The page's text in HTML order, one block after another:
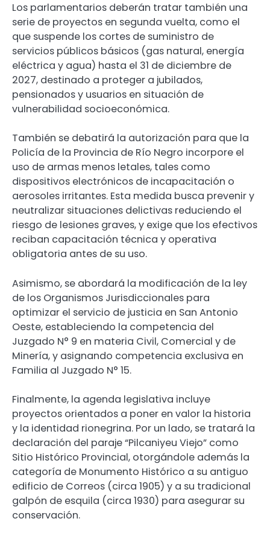
Los parlamentarios deberán tratar también una
serie de proyectos en segunda vuelta, como el
que suspende los cortes de suministro de
servicios públicos básicos (gas natural, energía
eléctrica y agua) hasta el 31 de diciembre de
2027, destinado a proteger a jubilados,
pensionados y usuarios en situación de
vulnerabilidad socioeconómica.
También se debatirá la autorización para que la
Policía de la Provincia de Río Negro incorpore el
uso de armas menos letales, tales como
dispositivos electrónicos de incapacitación o
aerosoles irritantes. Esta medida busca prevenir y
neutralizar situaciones delictivas reduciendo el
riesgo de lesiones graves, y exige que los efectivos
reciban capacitación técnica y operativa
obligatoria antes de su uso.
Asimismo, se abordará la modificación de la ley
de los Organismos Jurisdiccionales para
optimizar el servicio de justicia en San Antonio
Oeste, estableciendo la competencia del
Juzgado N° 9 en materia Civil, Comercial y de
Minería, y asignando competencia exclusiva en
Familia al Juzgado N° 15.
Finalmente, la agenda legislativa incluye
proyectos orientados a poner en valor la historia
y la identidad rionegrina. Por un lado, se tratará la
declaración del paraje “Pilcaniyeu Viejo” como
Sitio Histórico Provincial, otorgándole además la
categoría de Monumento Histórico a su antiguo
edificio de Correos (circa 1905) y a su tradicional
galpón de esquila (circa 1930) para asegurar su
conservación.